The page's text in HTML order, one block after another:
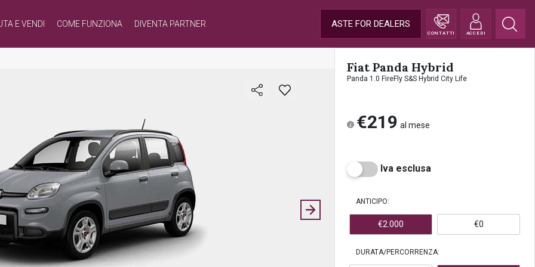
E VENDI COME FUNZIONA DIVENTA PARTNER ASTE FOR DEALERS
CONTATTI ACCEDI
Fiat Panda Hybrid
Panda 1.0 FireFly S&S Hybrid City Life
€219 al mese
Iva esclusa
ANTICIPO:
€2.000 €0
DURATA/PERCORRENZA: